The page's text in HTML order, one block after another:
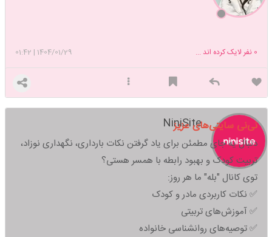
1404/01/29
|
01:42 0 نفر لایک کرده اند ...
NiniSite
نی‌نی سایتی‌های عزیز
دنبال یه جای مطمئن برای یاد گرفتن نکات بارداری، نگهداری نوزاد،
تربیت کودک و بهبود رابطه با همسر هستی؟
توی کانال "بله" ما هر روز:
✅ نکات کاربردی مادر و کودک
✅ آموزش‌های تربیتی
✅ توصیه‌های روانشناسی خانواده